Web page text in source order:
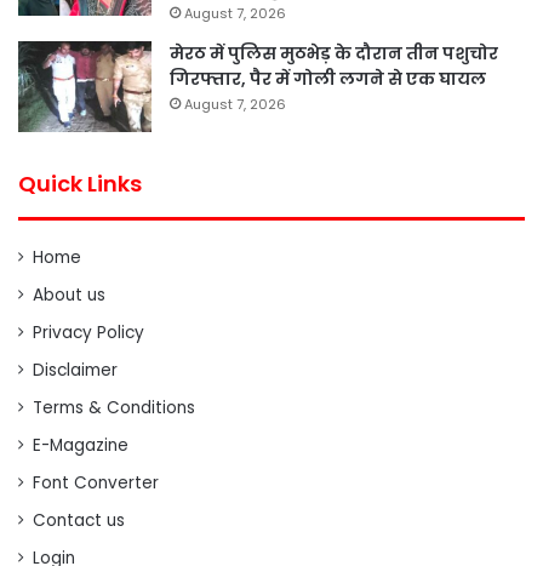
August 7, 2026
मेरठ में पुलिस मुठभेड़ के दौरान तीन पशुचोर
गिरफ्तार, पैर में गोली लगने से एक घायल
August 7, 2026
Quick Links
Home
About us
Privacy Policy
Disclaimer
Terms & Conditions
E-Magazine
Font Converter
Contact us
Login